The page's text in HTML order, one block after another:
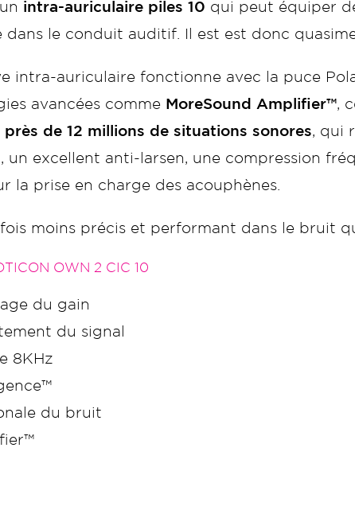
intra-auriculaire piles 10 qui peut équiper
dans le conduit auditif. Il est est donc
intra-auriculaire fonctionne avec la puce
avancées comme MoreSound Amplifier™,
de 12 millions de situations sonores, qui
un excellent anti-larsen, une compression
la prise en charge des acouphènes.
moins précis et performant dans le bruit
OWN 2 CIC 10
du gain
du signal
8KHz
du bruit